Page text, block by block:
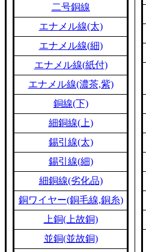
二号銅線
エナメル線(太)
エナメル線(細)
エナメル線(紙付)
エナメル線(濃茶,紫)
銅線(下)
細銅線(上)
錫引線(太)
錫引線(細)
細銅線(劣化品)
銅ワイヤー(銅毛線,銅糸)
上銅(上故銅)
並銅(並故銅)